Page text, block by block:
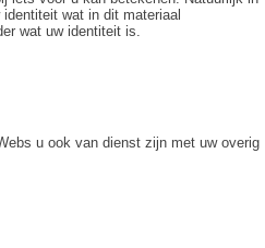
wat in dit materiaal
wat uw identiteit is.
u ook van dienst zijn met uw overig